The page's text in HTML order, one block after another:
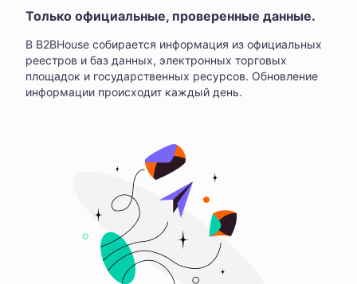
Только официальные, проверенные данные.
В B2BHouse собирается информация из официальных
реестров и баз данных, электронных торговых
площадок и государственных ресурсов. Обновление
информации происходит каждый день.